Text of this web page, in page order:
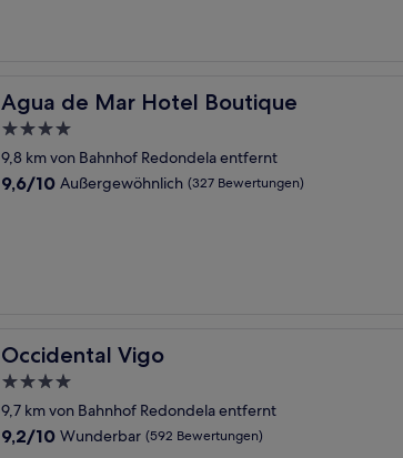
Agua de Mar Hotel Boutique
Agua de Mar Hotel Boutique
4.0-
Sterne-
Unterkunft
9,8 km von Bahnhof Redondela entfernt
9.6
9,6/10 Außergewöhnlich (327 Bewertungen)
Occidental Vigo
Occidental Vigo
4.0-
Sterne-
Unterkunft
9,7 km von Bahnhof Redondela entfernt
9.2
9,2/10 Wunderbar (592 Bewertungen)